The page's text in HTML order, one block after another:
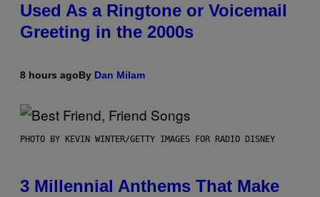
Used As a Ringtone or Voicemail
Greeting in the 2000s
8 hours agoBy Dan Milam
PHOTO BY KEVIN WINTER/GETTY IMAGES FOR RADIO DISNEY
3 Millennial Anthems That Make